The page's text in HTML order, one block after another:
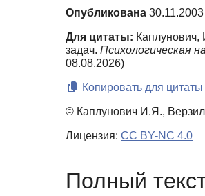
Опубликована 30.11.2003
Для цитаты:
задач. Психологическая
08.08.2026)
Копировать для цитаты
© Каплунович И.Я.,
Лицензия: CC BY-NC 4.0
Полный